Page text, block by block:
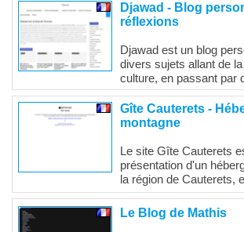
Djawad - Blog
réflexions
Djawad est un blog
divers sujets allant de
culture, en passant par
Gîte Cauterets -
montagne
Le site Gîte Cauterets
présentation d'un
la région de Cauterets,
Le Blog de Mathis